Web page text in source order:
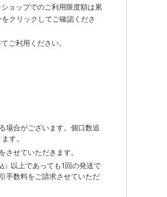
ョップでのご利用限度額は累
クリックしてご確認くださ
ご利用ください。
場合がございます。個口数追
す。
せていただきます。
） 以上であっても1回の発送で
手数料をご請求させていただ